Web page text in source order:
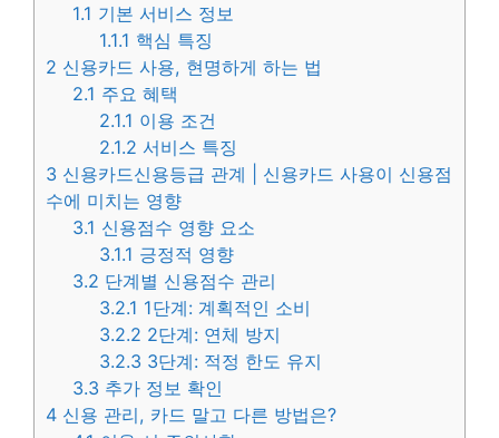
1.1 기본 서비스 정보
1.1.1 핵심 특징
2 신용카드 사용, 현명하게 하는 법
2.1 주요 혜택
2.1.1 이용 조건
2.1.2 서비스 특징
3 신용카드신용등급 관계 | 신용카드 사용이 신용점
수에 미치는 영향
3.1 신용점수 영향 요소
3.1.1 긍정적 영향
3.2 단계별 신용점수 관리
3.2.1 1단계: 계획적인 소비
3.2.2 2단계: 연체 방지
3.2.3 3단계: 적정 한도 유지
3.3 추가 정보 확인
4 신용 관리, 카드 말고 다른 방법은?